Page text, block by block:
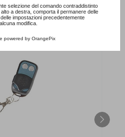
cookie completa.
selezione del comando contraddistinto
a destra, comporta il permanere delle
impostazioni precedentemente
modifica.
powered by OrangePix